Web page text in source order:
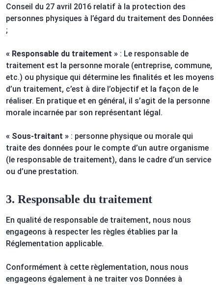
Conseil du 27 avril 2016 relatif à la protection des
personnes physiques à l’égard du traitement des Données
;
« Responsable du traitement » : Le responsable de
traitement est la personne morale (entreprise, commune,
etc.) ou physique qui détermine les finalités et les moyens
d’un traitement, c’est à dire l’objectif et la façon de le
réaliser. En pratique et en général, il s’agit de la personne
morale incarnée par son représentant légal.
« Sous-traitant » : personne physique ou morale qui
traite des données pour le compte d’un autre organisme
(le responsable de traitement), dans le cadre d’un service
ou d’une prestation.
3. Responsable du traitement
En qualité de responsable de traitement, nous nous
engageons à respecter les règles établies par la
Réglementation applicable.
Conformément à cette règlementation, nous nous
engageons également à ne traiter vos Données à